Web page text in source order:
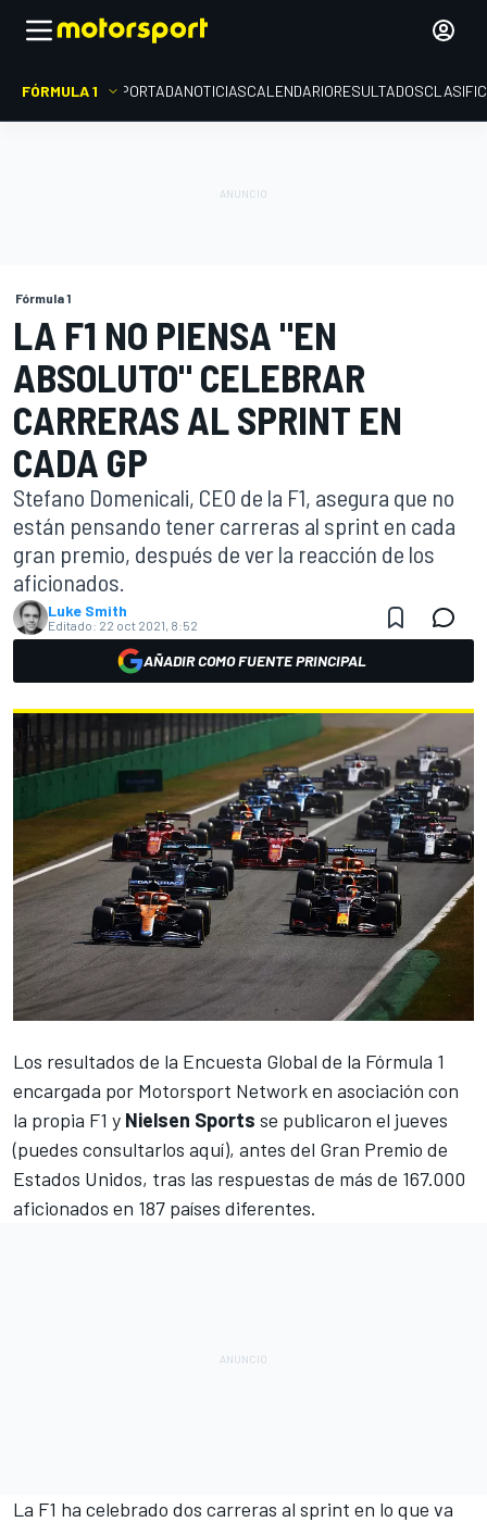
FÓRMULA 1 PORTADANOTICIASCALENDARIORESULTADOS
Fórmula 1
LA F1 NO PIENSA "EN
ABSOLUTO" CELEBRAR
CARRERAS AL SPRINT EN
CADA GP
Stefano Domenicali, CEO de la F1, asegura que no
están pensando tener carreras al sprint en cada
gran premio, después de ver la reacción de los
aficionados.
Luke Smith
Editado: 22 oct 2021, 8:52
AÑADIR COMO FUENTE PRINCIPAL
Los resultados de la Encuesta Global de la Fórmula 1
encargada por Motorsport Network en asociación con
la propia F1 y Nielsen Sports se publicaron el jueves
(puedes consultarlos aquí), antes del Gran Premio de
Estados Unidos, tras las respuestas de más de 167.000
aficionados en 187 países diferentes.
La F1 ha celebrado dos carreras al sprint en lo que va